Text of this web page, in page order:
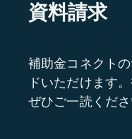
資料請求
補助金コネクト
ドいただけます
ぜひご一読くださ